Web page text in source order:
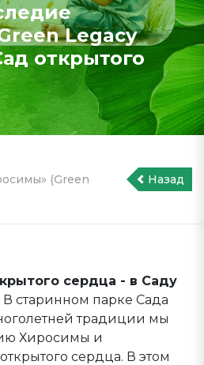
Legacy
открытого
(Green
Назад
сердца - в Саду
В старинном парке Сада
традиции мы
Хиросимы и
сердца. В этом